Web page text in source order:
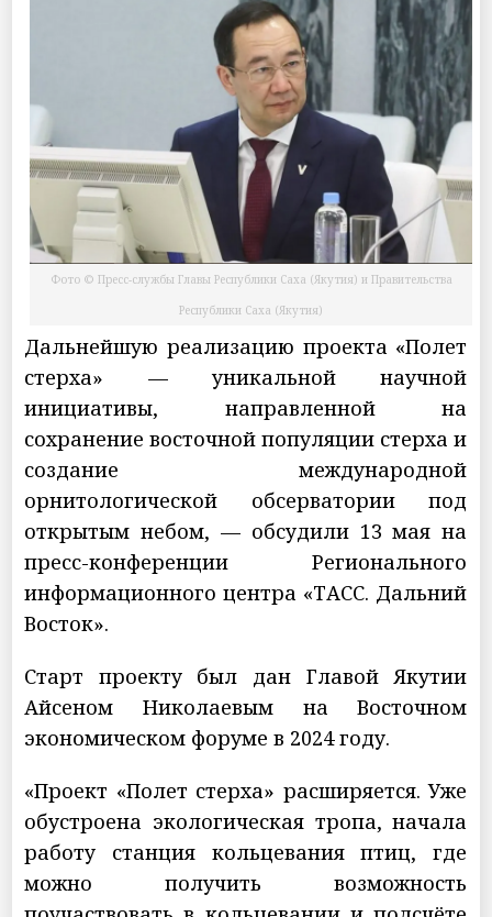
Фото © Пресс-службы Главы Республики Саха (Якутия) и Правительства
Республики Саха (Якутия)
Дальнейшую реализацию проекта «Полет
стерха» — уникальной научной
инициативы, направленной на
сохранение восточной популяции стерха и
создание международной
орнитологической обсерватории под
открытым небом, — обсудили 13 мая на
пресс-конференции Регионального
информационного центра «ТАСС. Дальний
Восток».
Старт проекту был дан Главой Якутии
Айсеном Николаевым на Восточном
экономическом форуме в 2024 году.
«Проект «Полет стерха» расширяется. Уже
обустроена экологическая тропа, начала
работу станция кольцевания птиц, где
можно получить возможность